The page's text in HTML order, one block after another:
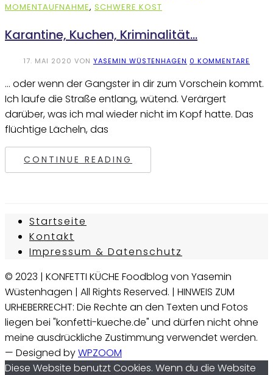
MOMENTAUFNAHME, SCHWERE KOST
Karantine, Kuchen, Kriminalität…
17. MAI 2020 VON YASEMIN WÜSTENHAGEN 0 KOMMENTARE
… oder wenn der Gangster in dir zum Vorschein kommt.
Ich laufe die Straße entlang, wütend. Verärgert
darüber, was ich mal wieder nicht im Kopf hatte. Das
flüchtige Lächeln, das
CONTINUE READING
Startseite
Kontakt
Impressum & Datenschutz
© 2023 | KONFETTI KÜCHE Foodblog von Yasemin
Wüstenhagen | All Rights Reserved. | HINWEIS ZUM
URHEBERRECHT: Die Rechte an den Texten und Fotos
liegen bei "konfetti-kueche.de" und dürfen nicht ohne
meine ausdrückliche Zustimmung verwendet werden.
— Designed byWPZOOM
Diese Website benutzt Cookies. Wenn du die Website